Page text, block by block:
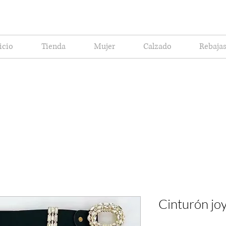
Tienda Mujer Calzado Rebajas
Cinturón